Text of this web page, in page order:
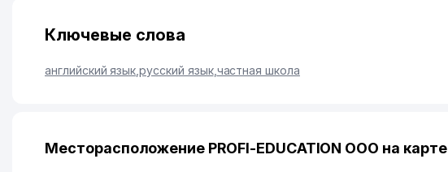
Ключевые слова
английский язык ,русский язык, частная школа
Месторасположение PROFI-EDUCATION ООО на карте